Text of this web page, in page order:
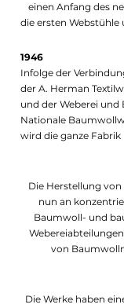
einen Anfang des
die ersten
1946
Infolge der
der A. Herman
und der Weberei
Nationale
wird die ganze
Die Herstellung
nun an
Baumwoll- und
von
Die Werke haben